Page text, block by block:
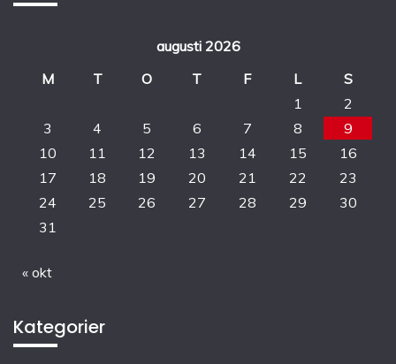
augusti 2026
M
T O T F L
S
1
2
3
4 5 6 7 8
9
10
11 12 13 14 15
16
17
18 19 20 21 22
23
24
25 26 27 28 29
30
31
« okt
Kategorier